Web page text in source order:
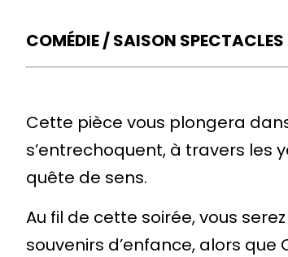
COMÉDIE / SAISON
Cette pièce vous plongera
s’entrechoquent, à travers les
quête de sens.
Au fil de cette soirée, vous
souvenirs d’enfance, alors que